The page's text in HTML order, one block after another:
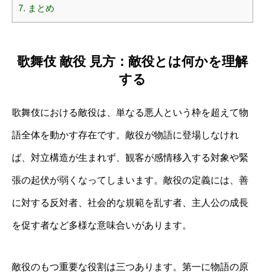
7. まとめ
歌舞伎 敵役 見方：敵役とは何かを理解
する
歌舞伎における敵役は、単なる悪人という枠を超えて物
語全体を動かす存在です。敵役が物語に登場しなけれ
ば、対立構造が生まれず、観客が感情移入する対象や緊
張の起伏が弱くなってしまいます。敵役の定義には、善
に対する反対者、社会的な規範を乱す者、主人公の成長
を促す者など多様な意味合いがあります。
敵役のもつ重要な役割は三つあります。第一に物語の原